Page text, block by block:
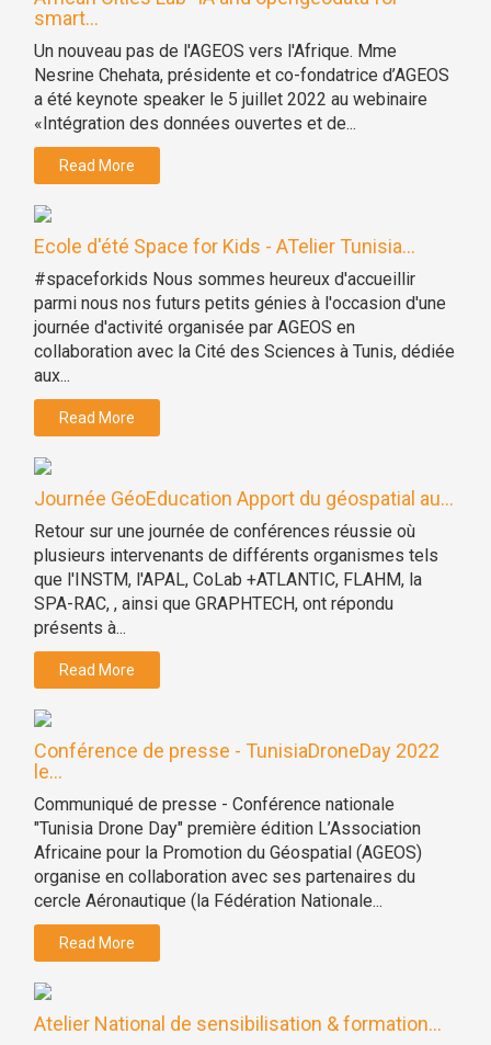
smart...
Un nouveau pas de l'AGEOS vers l'Afrique. Mme
Nesrine Chehata, présidente et co-fondatrice d’AGEOS
a été keynote speaker le 5 juillet 2022 au webinaire
«Intégration des données ouvertes et de...
Read More
Ecole d'été Space for Kids - ATelier Tunisia...
#spaceforkids Nous sommes heureux d'accueillir
parmi nous nos futurs petits génies à l'occasion d'une
journée d'activité organisée par AGEOS en
collaboration avec la Cité des Sciences à Tunis, dédiée
aux...
Read More
Journée GéoEducation Apport du géospatial au...
Retour sur une journée de conférences réussie où
plusieurs intervenants de différents organismes tels
que l'INSTM, l'APAL, CoLab +ATLANTIC, FLAHM, la
SPA-RAC, , ainsi que GRAPHTECH, ont répondu
présents à...
Read More
Conférence de presse - TunisiaDroneDay 2022
le...
Communiqué de presse - Conférence nationale
"Tunisia Drone Day" première édition L’Association
Africaine pour la Promotion du Géospatial (AGEOS)
organise en collaboration avec ses partenaires du
cercle Aéronautique (la Fédération Nationale...
Read More
Atelier National de sensibilisation & formation...